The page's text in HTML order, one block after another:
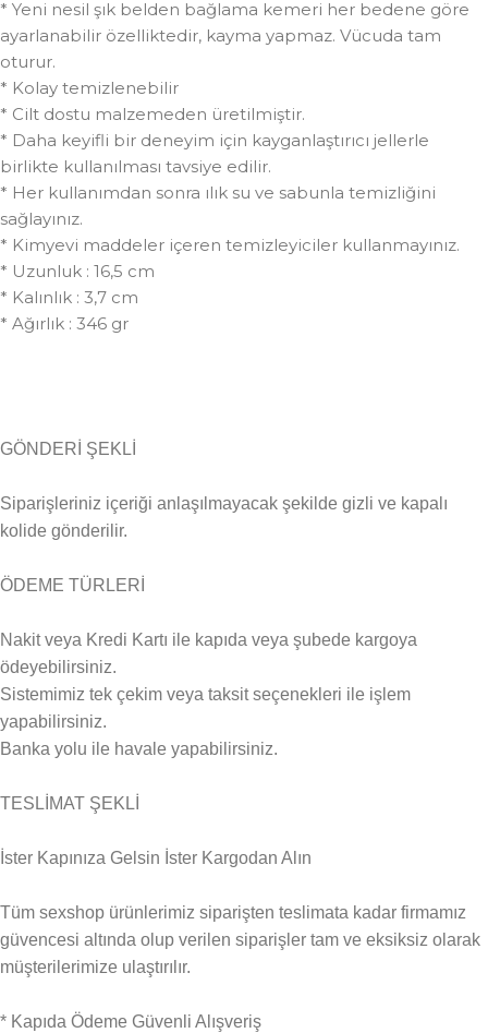
* Yeni nesil şık belden bağlama kemeri her bedene göre
ayarlanabilir özelliktedir, kayma yapmaz. Vücuda tam
oturur.
* Kolay temizlenebilir
* Cilt dostu malzemeden üretilmiştir.
* Daha keyifli bir deneyim için kayganlaştırıcı jellerle
birlikte kullanılması tavsiye edilir.
* Her kullanımdan sonra ılık su ve sabunla temizliğini
sağlayınız.
* Kimyevi maddeler içeren temizleyiciler kullanmayınız.
* Uzunluk : 16,5 cm
* Kalınlık : 3,7 cm
* Ağırlık : 346 gr
GÖNDERİ ŞEKLİ
Siparişleriniz içeriği anlaşılmayacak şekilde gizli ve kapalı
kolide gönderilir.
ÖDEME TÜRLERİ
Nakit veya Kredi Kartı ile kapıda veya şubede kargoya
ödeyebilirsiniz.
Sistemimiz tek çekim veya taksit seçenekleri ile işlem
yapabilirsiniz.
Banka yolu ile havale yapabilirsiniz.
TESLİMAT ŞEKLİ
İster Kapınıza Gelsin İster Kargodan Alın
Tüm sexshop ürünlerimiz siparişten teslimata kadar firmamız
güvencesi altında olup verilen siparişler tam ve eksiksiz olarak
müşterilerimize ulaştırılır.
* Kapıda Ödeme Güvenli Alışveriş